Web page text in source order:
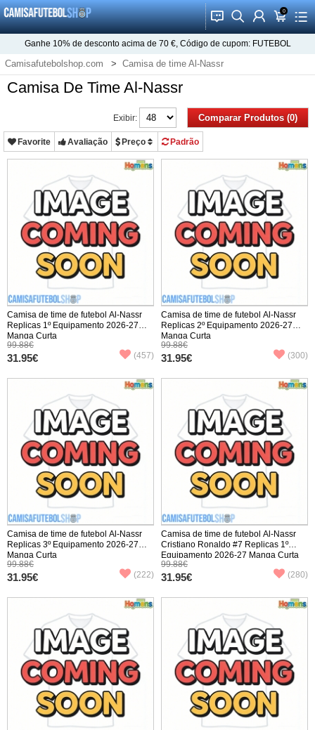
󰂱 󰂨 󰃳 0
󰃦 󰃖
Ganhe 10%de desconto acima de 70 €, Código de cupom: FUTEBOL
Camisafutebolshop.com Camisa de time Al-Nassr
Camisa De Time Al-Nassr
Comparar Produtos (0)
Exibir:
Favorite Avaliação Preço Padrão
Camisa de time de futebol Al-Nassr
Replicas 1º Equipamento 2026-27
Manga Curta
99.88€
31.95€ (457)
Camisa de time de futebol Al-Nassr
Replicas 2º Equipamento 2026-27
Manga Curta
99.88€
31.95€ (300)
Camisa de time de futebol Al-Nassr
Replicas 3º Equipamento 2026-27
Manga Curta
99.88€
31.95€ (222)
Camisa de time de futebol Al-Nassr
Cristiano Ronaldo #7 Replicas 1º
Equipamento 2026-27 Manga Curta
99.88€
31.95€ (280)